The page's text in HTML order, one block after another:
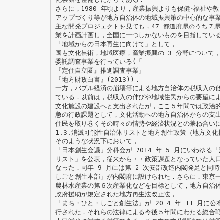
さらに，1980 年頃より，産業振興よりも保健･福祉や
アップづくり等が地方自治体の地域振興策の中心的な事
主な開発プロジェクトを見ても，47 都道府県のうち７
業を計画計画し，全国に一つしかないものを目指してい
「地域からの日本再生に向けて」として，
国も文化芸術，地域医療，産業振興の 3 分野について
委託調査事業を行っている(「
『定住自立圏』推進調査事業」
『地方財政白書』(2013))．
一方，バブル経済の崩壊等による地方自治体の税収入の
ている．以前は，税収入の伸びや地域住民からの要望に
文化施設の建設へと支出されたが，ここ５年間では政治
急の行政課題として，文化活動への地方自治体からの支
住民を取り巻くその時々の情勢や経済状況との兼ね合い
1.3.消滅可能性自治体リストと地方創生政策（地方文化
そのような状況下において，
「日本創生会議」分科会が 2014 年 5 月にいわゆる「
リスト」を公表，従来から・・政策課題となっていた人
なった．同年 9 月には第 2 次安部改造内閣発足と同時
しごと創生本部」が内閣府に設けられた．さらに．東京
農林水産業の第６次産業化などを目標として，地方自治
政府援助が規定された地方再生法改正法，
「まち・ひと・しごと創生法」が 2014 年 11 月に公
行された．それらの法律による今後５年間にわたる総合